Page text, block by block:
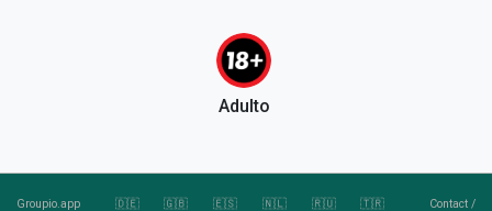
Adulto
Groupio.app 🇩🇪 🇬🇧 🇪🇸 🇳🇱 🇷🇺 🇹🇷 Contact/